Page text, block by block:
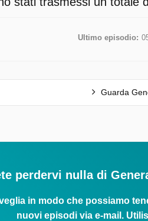
Ultimo episodio:
Guarda
perdervi nulla di
in modo che possiamo
nuovi episodi via e-mail.